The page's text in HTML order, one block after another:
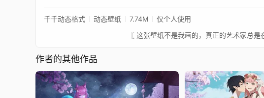
千千动态格式 动态壁纸 7.74M 仅个人使用
作者的其他作品